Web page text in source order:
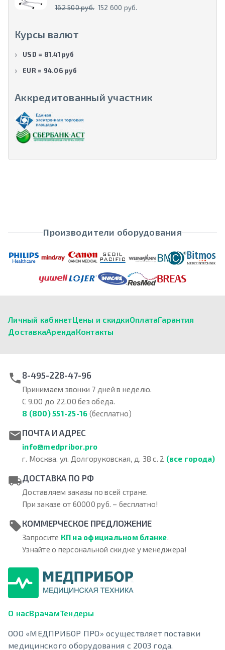
162 500 руб. 152 600 руб.
Курсы валют
USD = 81.41 руб
EUR = 94.06 руб
Аккредитованный участник
Производители оборудования
Личный кабинетЦены и скидкиОплатаГарантия
ДоставкаАрендаКонтакты
8-495-228-47-96
Принимаем звонки 7 дней в неделю.
С 9.00 до 22.00 без обеда.
8 (800) 551-25-16 (бесплатно)
ПОЧТА И АДРЕС
info@medpribor.pro
г. Москва, ул. Долгоруковская, д. 38 с. 2 (все города)
ДОСТАВКА ПО РФ
Доставляем заказы по всей стране.
При заказе от 60000 руб. – бесплатно!
КОММЕРЧЕСКОЕ ПРЕДЛОЖЕНИЕ
Запросите КП на официальном бланке.
Узнайте о персональной скидке у менеджера!
О насВрачамТендеры
ООО «МЕДПРИБОР ПРО» осуществляет поставки
медицинского оборудования с 2003 года.